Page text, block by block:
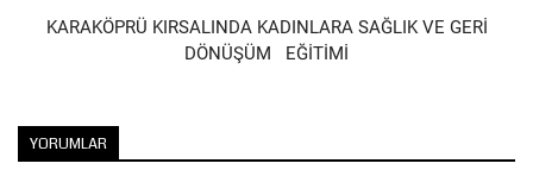
KARAKÖPRÜ KIRSALINDA KADINLARA SAĞLIK VE GERİ
DÖNÜŞÜM EĞİTİMİ
YORUMLAR